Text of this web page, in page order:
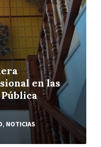
en las
, NOTICIAS